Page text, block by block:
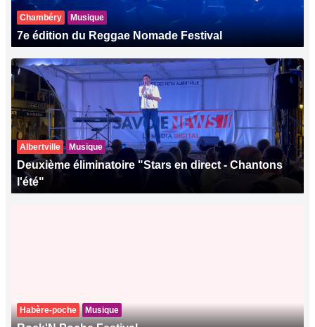
Chambéry Musique
7e édition du Reggae Nomade Festival
Albertville Musique
Deuxième éliminatoire "Stars en direct - Chantons
l'été"
Habère-poche Musique